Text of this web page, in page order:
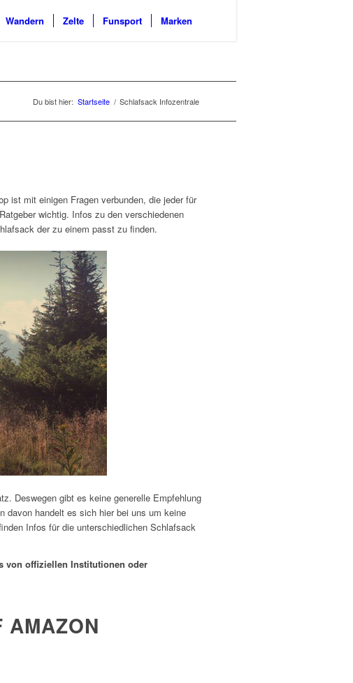
Wandern Zelte Funsport Marken
Du bist hier: Startseite / Schlafsack Infozentrale
ist mit einigen Fragen verbunden, die jeder für
wichtig. Infos zu den verschiedenen
der zu einem passt zu finden.
Deswegen gibt es keine generelle Empfehlung
davon handelt es sich hier bei uns um keine
Infos für die unterschiedlichen Schlafsack
von offiziellen Institutionen oder
AMAZON